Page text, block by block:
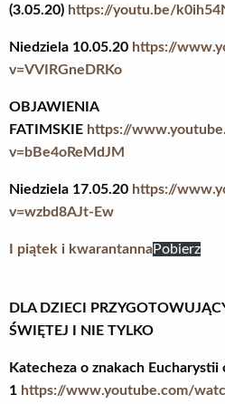
(3.05.20) https://youtu.be/
Niedziela 10.05.20 https://
v=VVIRGneDRKo
OBJAWIENIA
FATIMSKIE https://
v=bBe4oReMdJM
Niedziela 17.05.20 https://
v=wzbd8AJt-Ew
I piątek i kwarantannaPobierz
DLA DZIECI
ŚWIĘTEJ
I NIE TYLKO
Katecheza o znakach Eucharystii
1 https://www.youtube.com/